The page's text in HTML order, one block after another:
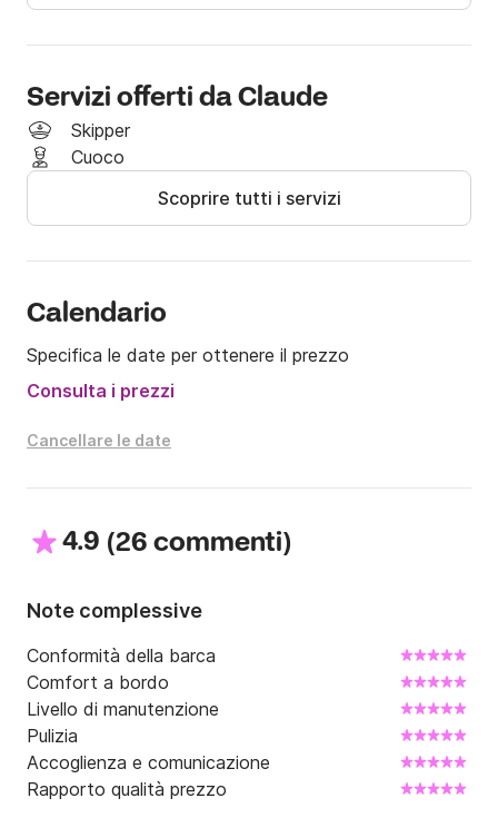
Ormeggiato nella baia di Cannes, Alpi Marittime, a due
passi dall'Esterel e dalle isole di Lerino (possibile visita
monaci, discesa per ristoranti e passeggiate)
Servizi offerti da Claude
Skipper
Cuoco
Scoprire tutti i servizi
Calendario
Specifica le date per ottenere il prezzo
Consulta i prezzi
Cancellare le date
4.9 (26 commenti)
Note complessive
Conformità della barca
Comfort a bordo
Livello di manutenzione
Pulizia
Accoglienza e comunicazione
Rapporto qualità prezzo